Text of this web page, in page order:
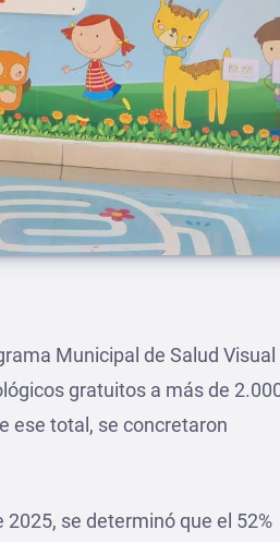
Municipal de Salud Visual
gratuitos a más de
ese total, se concretaron
se determinó que el 52%